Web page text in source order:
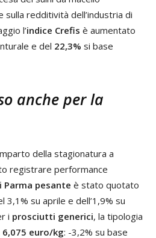
redditività dell’industria di
l’indice Crefis è aumentato
e del 22,3% si base
anche per la
della stagionatura a
registrare performance
pesante è stato quotato
3,1% su aprile e dell’1,9% su
i prosciutti generici, la tipologia
6,075 euro/kg: -3,2% su base